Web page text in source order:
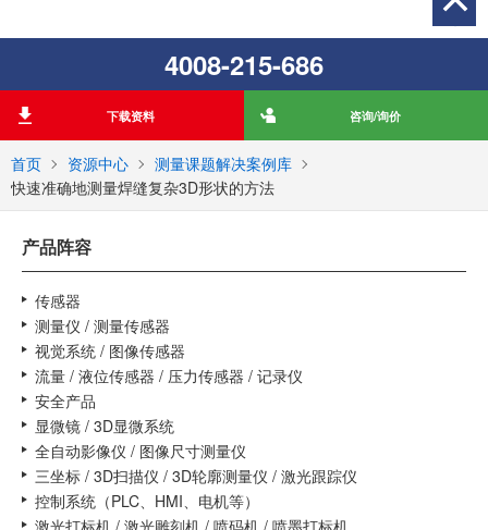
首页 资源中心
测量课题解决案例库
快速准确地测量焊缝复杂3D形状的方法
4008-215-686
下载资料 咨询/询价
产品阵容
传感器
测量仪 / 测量传感器
视觉系统 / 图像传感器
流量 / 液位传感器 / 压力传感器 / 记录仪
安全产品
显微镜 / 3D显微系统
全自动影像仪 / 图像尺寸测量仪
三坐标 / 3D扫描仪 / 3D轮廓测量仪 / 激光跟踪仪
控制系统（PLC、HMI、电机等）
激光打标机 / 激光雕刻机 / 喷码机 / 喷墨打标机